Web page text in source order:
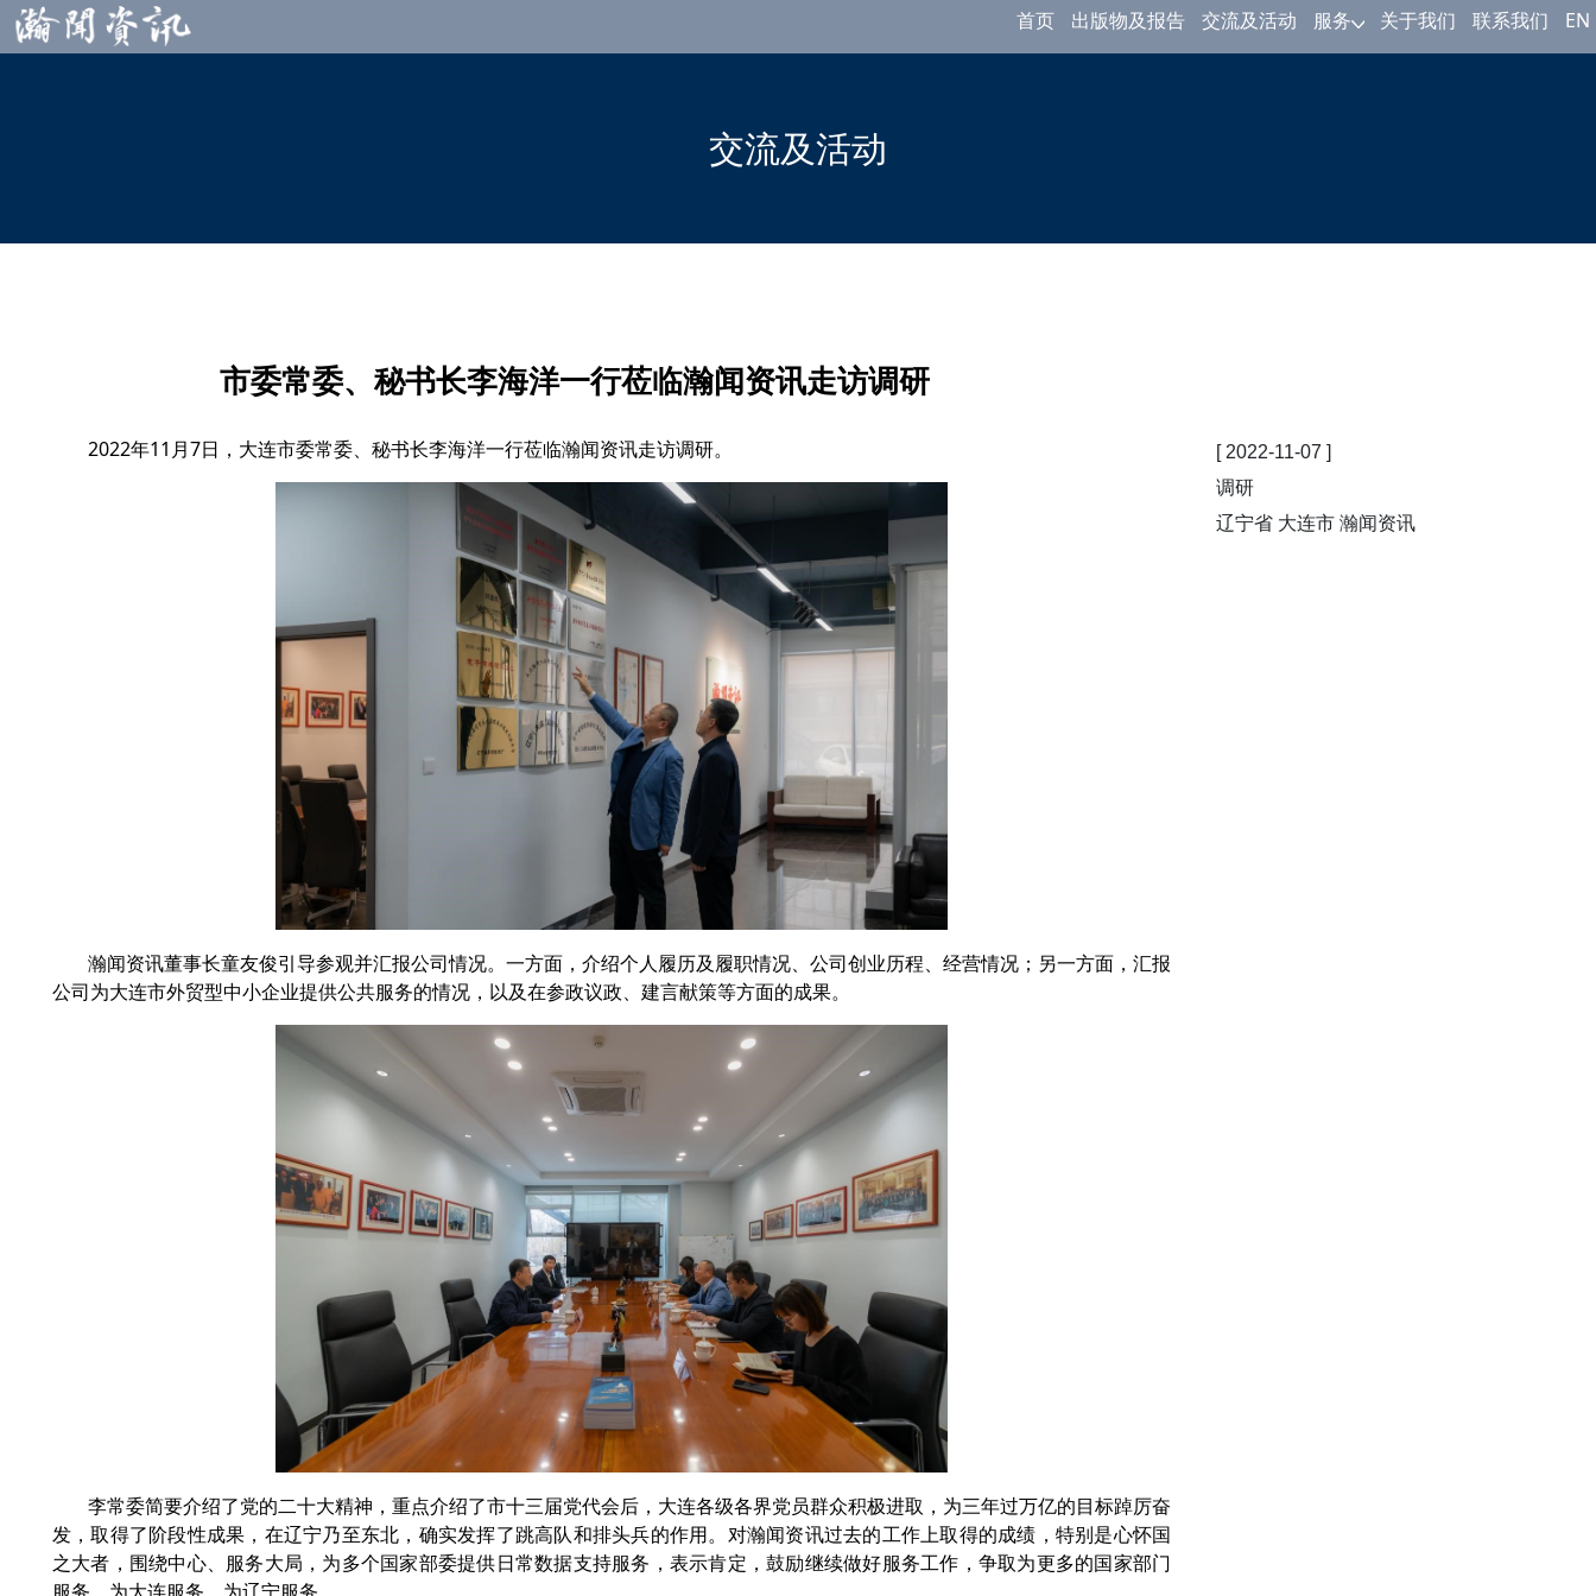
首页 出版物及报告 交流及活动 服务 关于我们 联系我们 EN
交流及活动
市委常委、秘书长李海洋一行莅临瀚闻资讯走访调研
2022年11月7日，大连市委常委、秘书长李海洋一行莅临瀚闻资讯走访调研。
瀚闻资讯董事长童友俊引导参观并汇报公司情况。一方面，介绍个人履历及履职情况、公司创业历程、经营情况；另一方面，汇报
公司为大连市外贸型中小企业提供公共服务的情况，以及在参政议政、建言献策等方面的成果。
李常委简要介绍了党的二十大精神，重点介绍了市十三届党代会后，大连各级各界党员群众积极进取，为三年过万亿的目标踔厉奋
发，取得了阶段性成果，在辽宁乃至东北，确实发挥了跳高队和排头兵的作用。对瀚闻资讯过去的工作上取得的成绩，特别是心怀国
之大者，围绕中心、服务大局，为多个国家部委提供日常数据支持服务，表示肯定，鼓励继续做好服务工作，争取为更多的国家部门
[ 2022-11-07 ]
调研
辽宁省 大连市 瀚闻资讯